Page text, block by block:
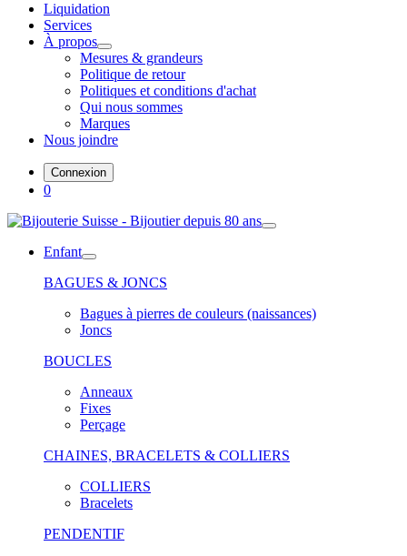
Liquidation
Services
À propos
Mesures & grandeurs
Politique de retour
Politiques et conditions d'achat
Qui nous sommes
Marques
Nous joindre
Connexion
0
Enfant
BAGUES & JONCS
Bagues à pierres de couleurs (naissances)
Joncs
BOUCLES
Anneaux
Fixes
Perçage
CHAINES, BRACELETS & COLLIERS
COLLIERS
Bracelets
PENDENTIF